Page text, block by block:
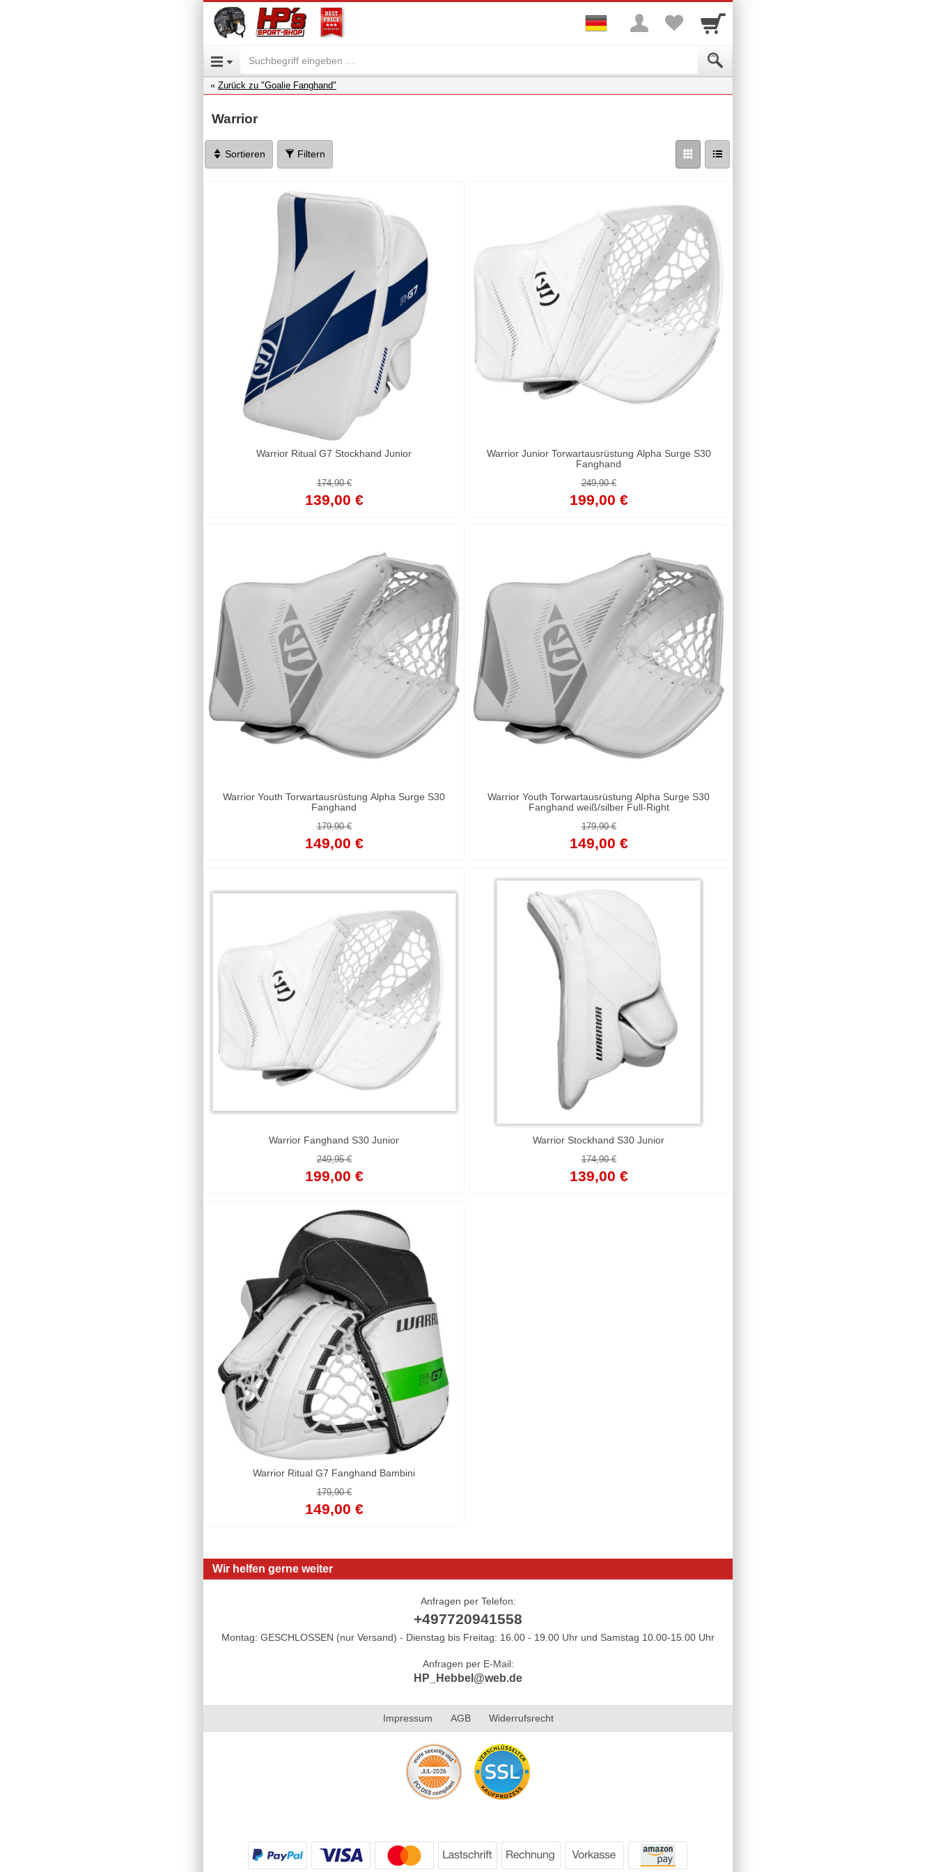
Zurück zu "Goalie Fanghand"
Warrior
Sortieren Filtern
Warrior Ritual G7 Stockhand Junior
174,90 €
139,00 €
Warrior Junior Torwartausrüstung Alpha Surge S30
Fanghand
249,90 €
199,00 €
Warrior Youth Torwartausrüstung Alpha Surge S30
Fanghand
179,90 €
149,00 €
Warrior Youth Torwartausrüstung Alpha Surge S30
Fanghand weiß/silber Full-Right
179,90 €
149,00 €
Warrior Fanghand S30 Junior
249,95 €
199,00 €
Warrior Stockhand S30 Junior
174,90 €
139,00 €
Warrior Ritual G7 Fanghand Bambini
179,90 €
149,00 €
Wir helfen gerne weiter
Anfragen per Telefon:
+497720941558
Montag: GESCHLOSSEN (nur Versand) - Dienstag bis Freitag: 16.00 - 19.00 Uhr und Samstag 10.00-15.00 Uhr
Anfragen per E-Mail:
HP_Hebbel@web.de
Impressum AGB Widerrufsrecht